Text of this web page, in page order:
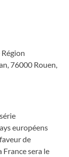
76000 Rouen,
européens
de
France sera le